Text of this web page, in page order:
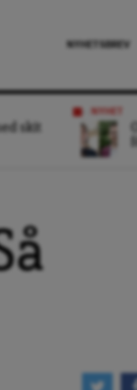
NYHETSBREV
skit
NYHET